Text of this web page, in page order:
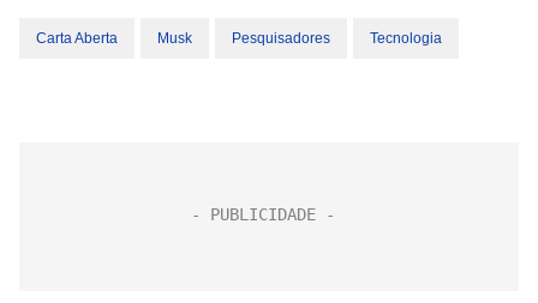
Carta Aberta Musk Pesquisadores Tecnologia